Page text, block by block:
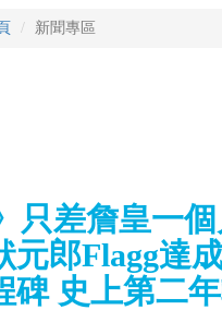
新聞專區
只差詹皇一
元郎Flagg達
碑 史上第二